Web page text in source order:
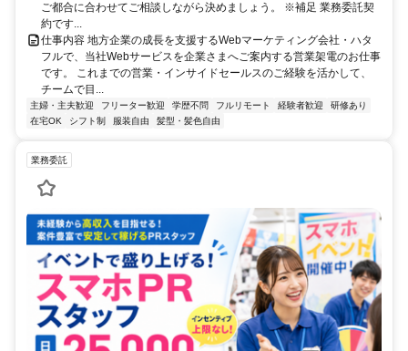
ご都合に合わせてご相談しながら決めましょう。 ※補足 業務委託契
約です...
仕事内容 地方企業の成長を支援するWebマーケティング会社・ハタ
フルで、当社Webサービスを企業さまへご案内する営業架電のお仕事
です。 これまでの営業・インサイドセールスのご経験を活かして、
チームで目...
主婦・主夫歓迎 フリーター歓迎 学歴不問 フルリモート 経験者歓迎
研修あり
在宅OK
シフト制 服装自由 髪型・髪色自由
業務委託